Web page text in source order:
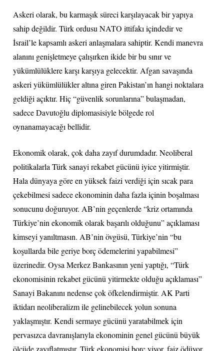
Askeri olarak, bu karmaşık süreci karşılayacak bir yapıya
sahip değildir. Türk ordusu NATO ittifakı içindedir ve
İsrail’le kapsamlı askeri anlaşmalara sahiptir. Kendi manevra
alanını genişletmeye çalışırken ikide bir bu sınır ve
yükümlülüklere karşı karşıya gelecektir. Afgan savaşında
askeri yükümlülükler altına giren Pakistan’ın hangi noktalara
geldiği açıktır. Hiç “güvenlik sorunlarına” bulaşmadan,
sadece Davutoğlu diplomasisiyle bölgede rol
oynanamayacağı bellidir.
Ekonomik olarak, çok daha zayıf durumdadır. Neoliberal
politikalarla Türk sanayi rekabet gücünü iyice yitirmiştir.
Hala dünyaya göre en yüksek faizi verdiği için sıcak para
çekebilmesi sadece ekonominin daha fazla içinin boşalması
sonucunu doğuruyor. AB’nin geçenlerde “kriz ortamında
Türkiye’nin ekonomik olarak başarılı olduğunu” açıklaması
kimseyi yanıltmasın. AB’nin övgüsü, Türkiye’nin “bu
koşullarda bile geriye borç ödemelerini yapabilmesi”
üzerinedir. Oysa Merkez Bankasının yeni yaptığı, “Türk
ekonomisinin rekabet gücünü yitirmekte olduğu açıklaması”
Sanayi Bakanını nedense çok öfkelendirmiştir. AK Parti
iktidarı neoliberalizm ile gelinebilecek yolun sonuna
yaklaşmıştır. Kendi sermaye gücünü yaratabilmek için
pervasızca davranışlarıyla ekonominin genel gücünü büyük
ölçüde zayıflatmıştır. Türk ekonomisi borç yiyor, faiz ödüyor,